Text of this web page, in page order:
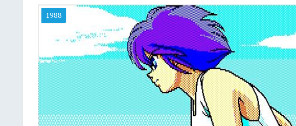
1988